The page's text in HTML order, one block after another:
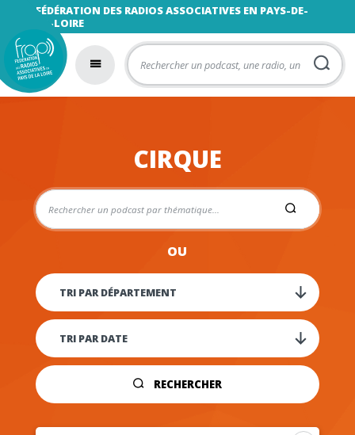
FÉDÉRATION DES RADIOS ASSOCIATIVES EN PAYS-DE-
LA-LOIRE
CIRQUE
OU
RECHERCHER